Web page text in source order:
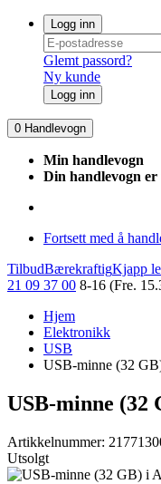
Logg inn
Glemt passord?
Ny kunde
Logg inn
0 Handlevogn
Min handlevogn
Din handlevogn er
Fortsett med å
TilbudBærekraftigKjapp
21 09 37 00 8-16 (Fre.
Hjem
Elektronikk
USB
USB-minne (32
USB-minne (32
Artikkelnummer:
Utsolgt